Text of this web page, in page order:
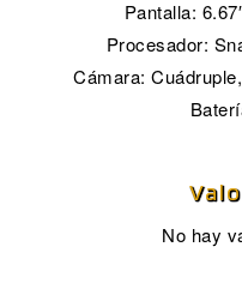
Pantalla:
Procesador:
Cámara:
No hay